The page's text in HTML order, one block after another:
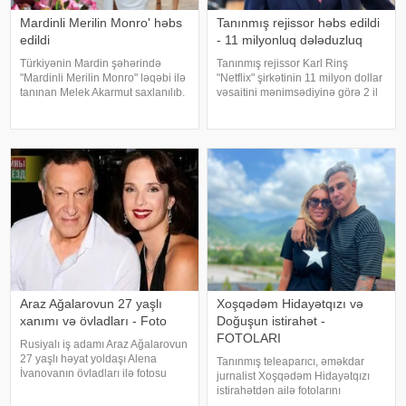
Mardinli Merilin Monro' həbs
edildi
Türkiyənin Mardin şəhərində
"Mardinli Merilin Monro" ləqəbi ilə
tanınan Melek Akarmut saxlanılıb.
tərkibli olduğ
Tanınmış rejissor həbs edildi
- 11 milyonluq dələduzluq
Tanınmış rejissor Karl Rinş
"Netflix" şirkətinin 11 milyon dollar
vəsaitini mənimsədiyinə görə 2 il
ayrıls
Araz Ağalarovun 27 yaşlı
xanımı və övladları - Foto
Rusiyalı iş adamı Araz Ağalarovun
27 yaşlı həyat yoldaşı Alena
İvanovanın övladları ilə fotosu
Xoşqədəm Hidayətqızı və
Doğuşun istirahət -
FOTOLARI
Tanınmış teleaparıcı, əməkdar
jurnalist Xoşqədəm Hidayətqızı
istirahətdən ailə fotolarını